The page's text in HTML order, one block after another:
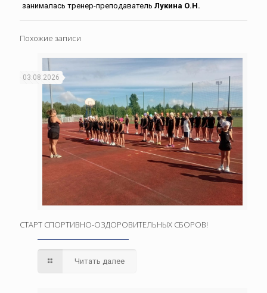
занималась тренер-преподаватель Лукина О.Н.
Похожие записи
03.08.2026
СТАРТ СПОРТИВНО-ОЗДОРОВИТЕЛЬНЫХ СБОРОВ!
Читать далее